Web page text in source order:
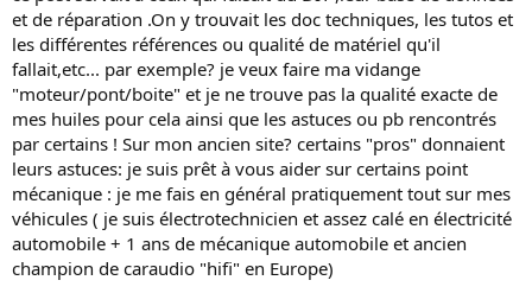
u
s
s
i
o
n
et de réparation .On y trouvait les doc techniques, les tutos et
les différentes références ou qualité de matériel qu'il
fallait,etc... par exemple? je veux faire ma vidange
"moteur/pont/boite" et je ne trouve pas la qualité exacte de
mes huiles pour cela ainsi que les astuces ou pb rencontrés
par certains ! Sur mon ancien site? certains "pros" donnaient
leurs astuces: je suis prêt à vous aider sur certains point
mécanique : je me fais en général pratiquement tout sur mes
véhicules ( je suis électrotechnicien et assez calé en électricité
automobile + 1 ans de mécanique automobile et ancien
champion de caraudio "hifi" en Europe)